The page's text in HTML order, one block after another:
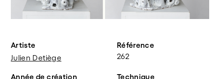
Artiste
Julien Detiège
Référence
262
Année de création
Technique